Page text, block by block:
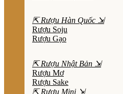
⇱ Rượu Hàn Quốc ⇲
Rượu Soju
Rượu Gạo
⇱ Rượu Nhật Bản ⇲
Rượu Mơ
Rượu Sake
⇱ Rượu Mini ⇲